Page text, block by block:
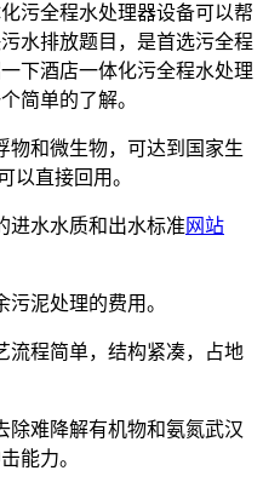
污全程水处理器设备可以帮
水排放题目，是首选污全程
下酒店一体化污全程水处理
简单的了解。
物和微生物，可达到国家生
以直接回用。
进水水质和出水标准 网站
泥处理的费用。
流程简单，结构紧凑，占地
除难降解有机物和氨氮武汉
能力。